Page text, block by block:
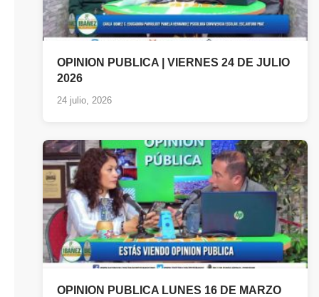
OPINION PUBLICA | VIERNES 24 DE JULIO
2026
24 julio, 2026
OPINION PUBLICA LUNES 16 DE MARZO